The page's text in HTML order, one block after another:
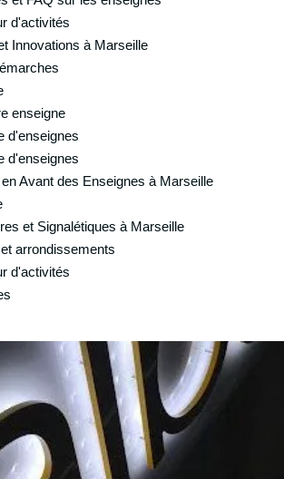
d'activités
Innovations à Marseille
enseigne
d'enseignes
d'enseignes
Avant des Enseignes à Marseille
et Signalétiques à Marseille
arrondissements
d'activités